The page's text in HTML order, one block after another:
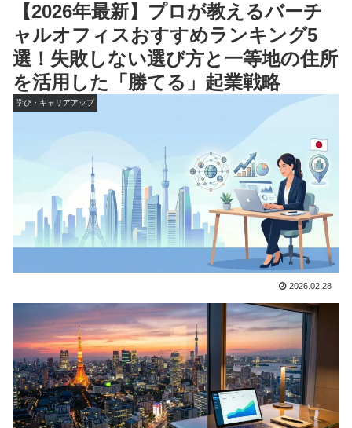
【2026年最新】プロが教えるバーチ
ャルオフィスおすすめランキング5
選！失敗しない選び方と一等地の住所
を活用した「勝てる」起業戦略
学び・キャリアアップ
2026.02.28